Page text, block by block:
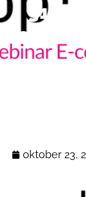
31
oktober 23,